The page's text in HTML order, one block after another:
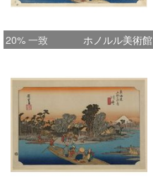
20% 一致 ホノルル美術館